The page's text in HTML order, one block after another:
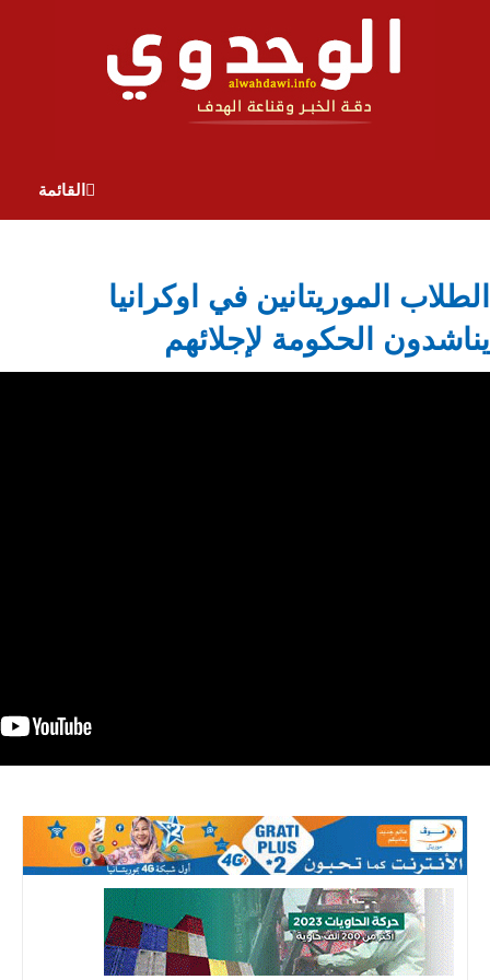
القائمة
الطلاب الموريتانين في اوكرانيا
يناشدون الحكومة لإجلائهم